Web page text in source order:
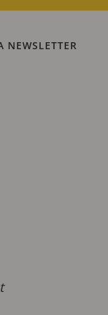
NEWSLETTER